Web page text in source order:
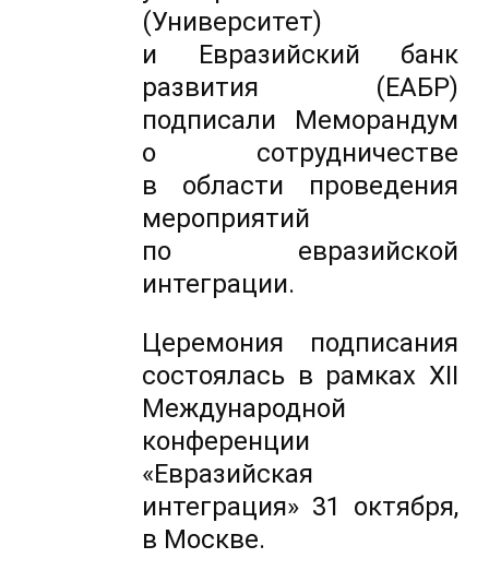
(Университет)
и Евразийский банк
развития (ЕАБР)
подписали Меморандум
о сотрудничестве
в области проведения
мероприятий
по евразийской
интеграции.
Церемония подписания
состоялась в рамках XII
Международной
конференции
«Евразийская
интеграция» 31 октября,
в Москве.